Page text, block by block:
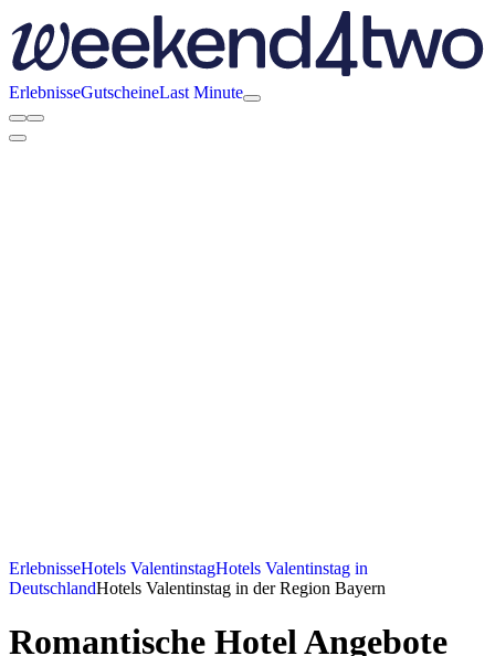
ErlebnisseGutscheineLast Minute
ErlebnisseHotels ValentinstagHotels Valentinstag in
DeutschlandHotels Valentinstag in der Region Bayern
Romantische Hotel Angebote